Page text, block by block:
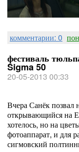
комментарии: 0
фестиваль
Sigma 50
20-05-2013 00:33
Вчера Санёк позвал
открывающийся на
хотелось, но на
фотоаппарат, и для
сигмовский